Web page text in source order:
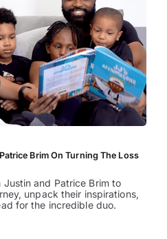
Brim On Turning The Loss
and Patrice Brim to
unpack their inspirations,
for the incredible duo.